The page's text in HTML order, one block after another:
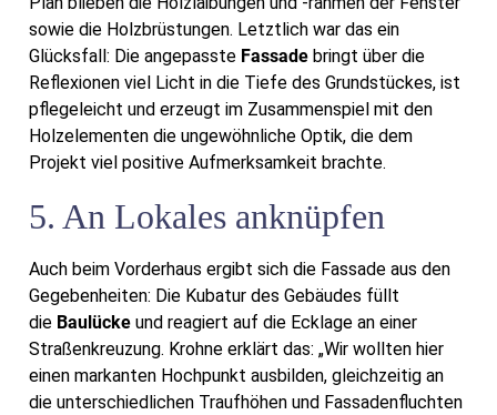
sowie die Holzbrüstungen. Letztlich war das ein
Glücksfall: Die angepasste Fassade bringt über die
Reflexionen viel Licht in die Tiefe des Grundstückes, ist
pflegeleicht und erzeugt im Zusammenspiel mit den
Holzelementen die ungewöhnliche Optik, die dem
Projekt viel positive Aufmerksamkeit brachte.
5. An Lokales anknüpfen
Auch beim Vorderhaus ergibt sich die Fassade aus den
Gegebenheiten: Die Kubatur des Gebäudes füllt
die Baulücke und reagiert auf die Ecklage an einer
Straßenkreuzung. Krohne erklärt das: „Wir wollten hier
einen markanten Hochpunkt ausbilden, gleichzeitig an
die unterschiedlichen Traufhöhen und Fassadenfluchten